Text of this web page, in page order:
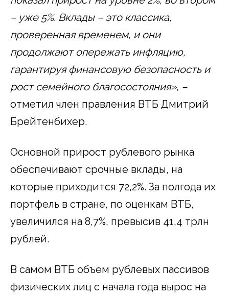
– уже 5%. Вклады – это классика,
проверенная временем, и они
продолжают опережать инфляцию,
гарантируя финансовую безопасность и
рост семейного благосостояния», –
отметил член правления ВТБ Дмитрий
Брейтенбихер.
Основной прирост рублевого рынка
обеспечивают срочные вклады, на
которые приходится 72,2%. За полгода их
портфель в стране, по оценкам ВТБ,
увеличился на 8,7%, превысив 41,4 трлн
рублей.
В самом ВТБ объем рублевых пассивов
физических лиц с начала года вырос на